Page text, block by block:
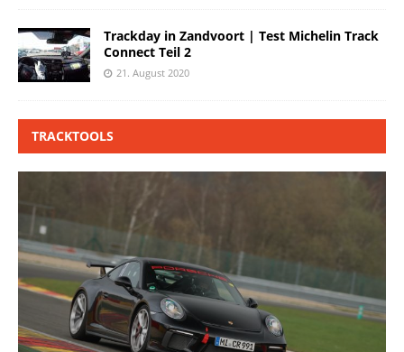
Trackday in Zandvoort | Test Michelin Track
Connect Teil 2
21. August 2020
TRACKTOOLS